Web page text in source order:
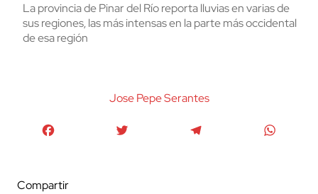
La provincia de Pinar del Río reporta lluvias en varias de
sus regiones, las más intensas en la parte más occidental
de esa región
Jose Pepe Serantes
Compartir